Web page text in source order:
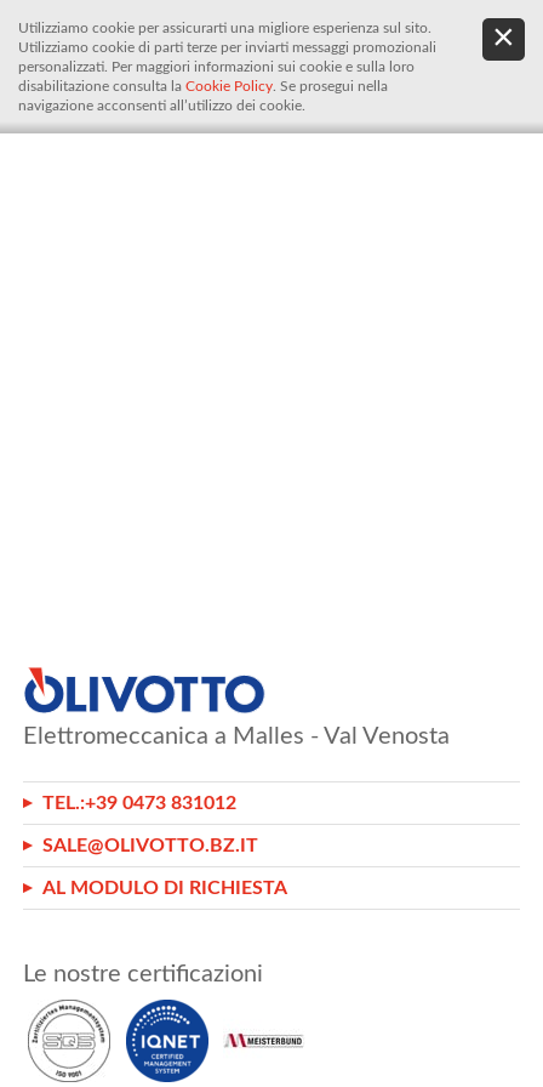
Utilizziamo cookie per assicurarti una migliore esperienza sul sito.
Utilizziamo cookie di parti terze per inviarti messaggi promozionali
personalizzati. Per maggiori informazioni sui cookie e sulla loro
disabilitazione consulta la Cookie Policy . Se prosegui nella
navigazione acconsenti all’utilizzo dei cookie.
De.It
Elettromeccanica a Malles - Val Venosta
TEL.:+39 0473 831012
SALE@OLIVOTTO.BZ.IT
AL MODULO DI RICHIESTA
Le nostre certificazioni